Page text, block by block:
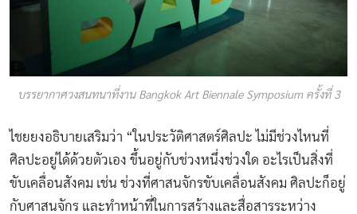
บรรยากาศวงสนทนาที่งาน Bangkok Art Biennale Symposium ครั้งที่ 3
ไชยยงอธิบายเสริมว่า “ในประวัติศาสตร์ศิลปะ ไม่มีช่วงไหนที่
ศิลปะอยู่ได้ด้วยตัวเอง ขึ้นอยู่กับช่วงหนึ่งช่วงใด อะไรเป็นสิ่งที่
ขับเคลื่อนสังคม เช่น ช่วงที่ศาสนจักรขับเคลื่อนสังคม ศิลปะก็อยู่
กับศาสนจักร และทำหน้าที่ในการสร้างและสื่อสารระหว่าง